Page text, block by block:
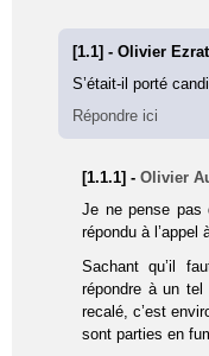
[1.1] - Olivier
S’était-il porté
Répondre ici
[1.1.1] -Olivier
Je ne pense pas
répondu à l’appel
Sachant qu’il
répondre à un
recalé, c’est
sont parties en